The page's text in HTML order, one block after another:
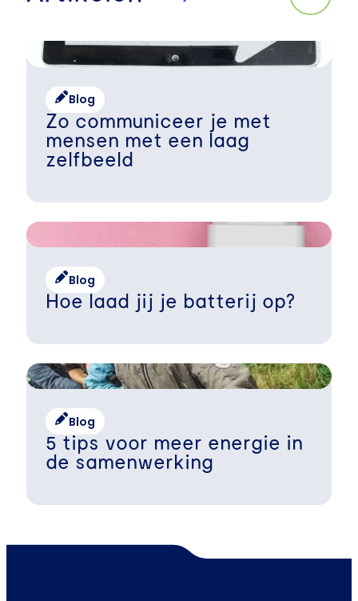
Blog
Zo communiceer je met
mensen met een laag
zelfbeeld
Blog
Hoe laad jij je batterij op?
Blog
5 tips voor meer energie in
de samenwerking